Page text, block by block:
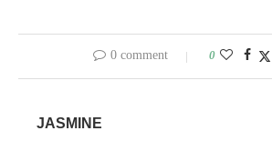
0 comment 0
JASMINE